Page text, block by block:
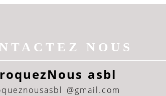
NOUS
asbl
@gmail.com